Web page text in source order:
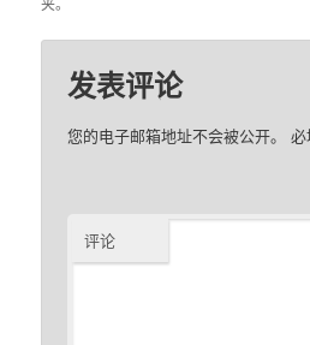
发表评论
您的电子邮箱地址不会被公开。
评论